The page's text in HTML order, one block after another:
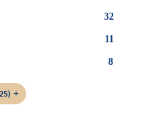
32
11
8